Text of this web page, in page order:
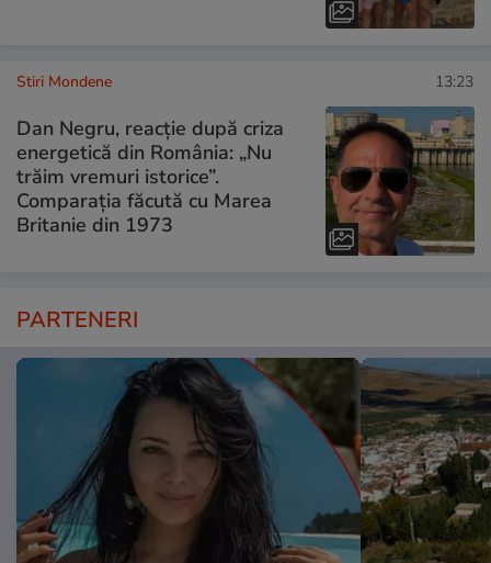
Stiri Mondene 13:23
Dan Negru, reacție după criza
energetică din România: „Nu
trăim vremuri istorice”.
Comparația făcută cu Marea
Britanie din 1973
PARTENERI